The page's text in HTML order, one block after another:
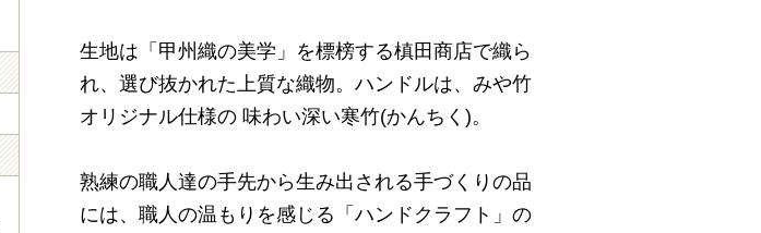
生地は「甲州織の美学」を標榜する槙田商店で織ら
れ、選び抜かれた上質な織物。ハンドルは、みや竹
オリジナル仕様の 味わい深い寒竹(かんちく)。
熟練の職人達の手先から生み出される手づくりの品
には、職人の温もりを感じる「ハンドクラフト」の